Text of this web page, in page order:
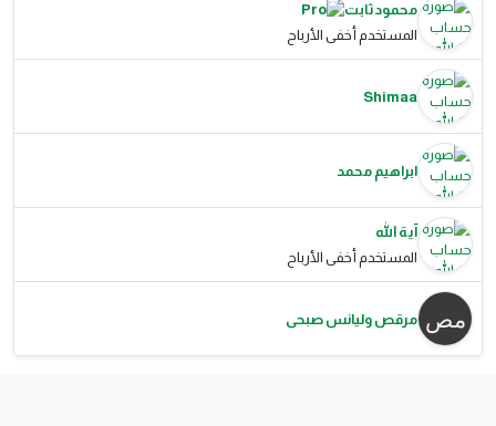
محمود ثابت
المستخدم أخفى الأرباح
Shimaa
ابراهيم محمد
آية الله
المستخدم أخفى الأرباح
مرقص وليانس صبحى